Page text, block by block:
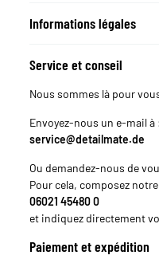
Informations légales
Service et conseil
Nous sommes là pour
Envoyez-nous un e-mail à :
service@detailmate.de
Ou demandez-nous de
Pour cela, composez
06021 45480 0
et indiquez directement
Paiement et expédition